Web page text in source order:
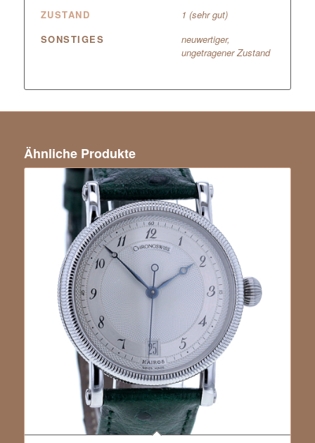
ZUSTAND
1 (sehr gut)
SONSTIGES
neuwertiger,
ungetragener Zustand
Ähnliche Produkte